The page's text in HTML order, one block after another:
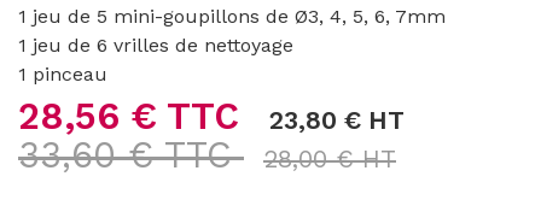
1 jeu de 5 mini-goupillons de Ø3, 4, 5, 6, 7mm
1 jeu de 6 vrilles de nettoyage
1 pinceau
28,56 € TTC 23,80 € HT
33,60 € TTC 28,00 € HT